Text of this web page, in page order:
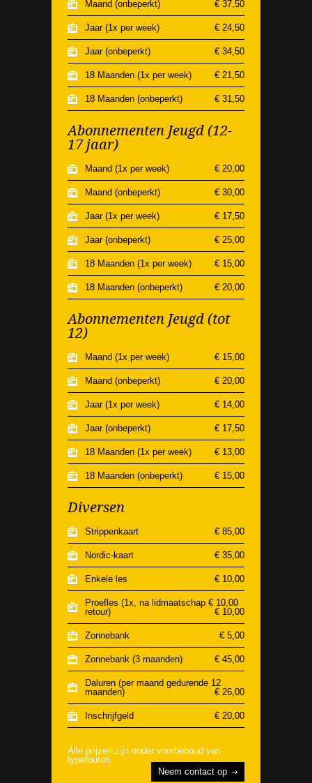
HIIT 20:00 - 21:00
Cardio fitness 20:00 - 21:15
Maand (onbeperkt) € 37,50
Jaar (1x per week) € 24,50
Jaar (onbeperkt) € 34,50
18 Maanden (1x per week) € 21,50
18 Maanden (onbeperkt) € 31,50
Abonnementen Jeugd (12-
17 jaar)
Maand (1x per week) € 20,00
Maand (onbeperkt) € 30,00
Jaar (1x per week) € 17,50
Jaar (onbeperkt) € 25,00
18 Maanden (1x per week) € 15,00
18 Maanden (onbeperkt) € 20,00
Abonnementen Jeugd (tot
12)
Maand (1x per week) € 15,00
Maand (onbeperkt) € 20,00
Jaar (1x per week) € 14,00
Jaar (onbeperkt) € 17,50
18 Maanden (1x per week) € 13,00
18 Maanden (onbeperkt) € 15,00
Diversen
Strippenkaart € 85,00
Nordic-kaart € 35,00
Enkele les € 10,00
Proefles (1x, na lidmaatschap € 10,00
retour)
€ 10,00
Zonnebank € 5,00
Zonnebank (3 maanden) € 45,00
Daluren (per maand gedurende 12
maanden)
€ 26,00
Inschrijfgeld € 20,00
Alle prijzen zijn onder voorbehoud van
typefouten.
Neem contact op